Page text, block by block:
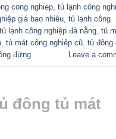
cong nghiep tủ lạnh công
giá bao nhiêu tủ lạnh công
tủ lạnh công nghiệp đà nẵng tủ
tủ mát công nghiệp cũ tủ đông
đứng Leave a
đông tủ mát